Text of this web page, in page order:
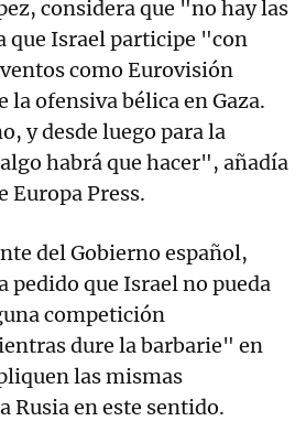
considera que "no hay las
que Israel participe "con
como Eurovisión
ofensiva bélica en Gaza.
y desde luego para la
habrá que hacer", añadía
Europa Press.
del Gobierno español,
pedido que Israel no pueda
competición
dure la barbarie" en
las mismas
Rusia en este sentido.